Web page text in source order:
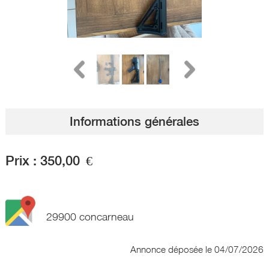
Informations générales
Prix : 350,00 €
29900 concarneau
Annonce déposée le 04/07/2026